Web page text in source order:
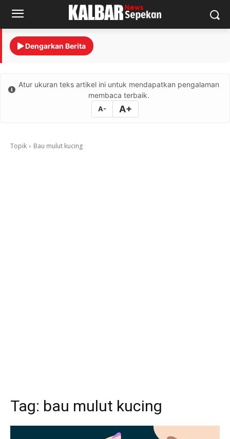
Dengarkan Berita
Atur ukuran teks artikel ini untuk mendapatkan pengalaman
membaca terbaik.
A- A+
Topik Bau mulut kucing
Tag: bau mulut kucing